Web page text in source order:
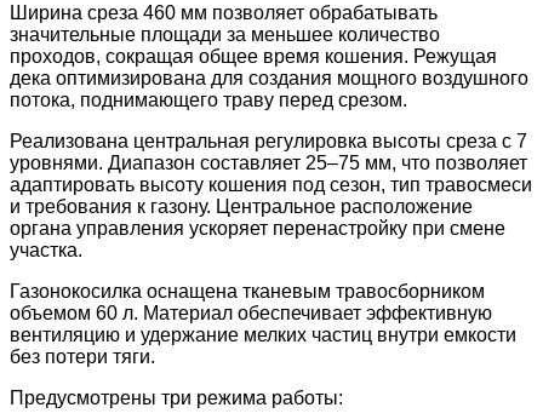
Ширина среза 460 мм позволяет обрабатывать
значительные площади за меньшее количество
проходов, сокращая общее время кошения. Режущая
дека оптимизирована для создания мощного воздушного
потока, поднимающего траву перед срезом.
Реализована центральная регулировка высоты среза с 7
уровнями. Диапазон составляет 25–75 мм, что позволяет
адаптировать высоту кошения под сезон, тип травосмеси
и требования к газону. Центральное расположение
органа управления ускоряет перенастройку при смене
участка.
Газонокосилка оснащена тканевым травосборником
объемом 60 л. Материал обеспечивает эффективную
вентиляцию и удержание мелких частиц внутри емкости
без потери тяги.
Предусмотрены три режима работы: